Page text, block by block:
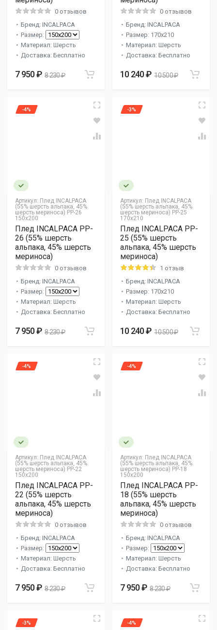
0 отзывов
Бренд: INCALPACA
Размер:
Материал: Шерсть
Доставка: Бесплатно
7 950 ₽ 8 230 ₽
0 отзывов
Бренд: INCALPACA
Размер: 170x210
Материал: Шерсть
Доставка: Бесплатно
10 240 ₽ 10 500 ₽
Артикул: Плед INCALPACA
(55% шерсть альпака, 45%
шерсть мериноса) PP-26
150x200
-4%
Плед INCALPACA PP-
26 (55% шерсть
альпака, 45% шерсть
мериноса)
0 отзывов
Бренд: INCALPACA
Размер:
Материал: Шерсть
Доставка: Бесплатно
7 950 ₽ 8 230 ₽
Артикул: Плед INCALPACA
(55% шерсть альпака, 45%
шерсть мериноса) PP-25
170x210
-3%
Плед INCALPACA PP-
25 (55% шерсть
альпака, 45% шерсть
мериноса)
1 отзыв
Бренд: INCALPACA
Размер: 170x210
Материал: Шерсть
Доставка: Бесплатно
10 240 ₽ 10 500 ₽
Артикул: Плед INCALPACA
(55% шерсть альпака, 45%
шерсть мериноса) PP-22
150x200
-4%
Плед INCALPACA PP-
22 (55% шерсть
альпака, 45% шерсть
мериноса)
0 отзывов
Бренд: INCALPACA
Размер:
Материал: Шерсть
Доставка: Бесплатно
7 950 ₽ 8 230 ₽
Артикул: Плед INCALPACA
(55% шерсть альпака, 45%
шерсть мериноса) PP-18
150x200
-4%
Плед INCALPACA PP-
18 (55% шерсть
альпака, 45% шерсть
мериноса)
0 отзывов
Бренд: INCALPACA
Размер:
Материал: Шерсть
Доставка: Бесплатно
7 950 ₽ 8 230 ₽
-3% -4%